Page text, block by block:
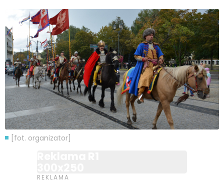
[fot. organizator]